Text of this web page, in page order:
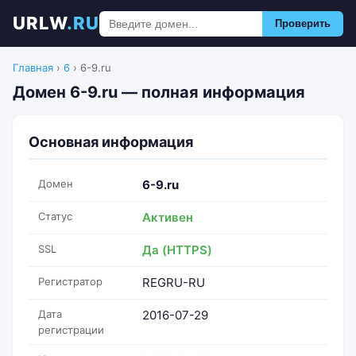
URLW.RU Проверить
Главная › 6 › 6-9.ru
Домен 6-9.ru — полная информация
Основная информация
Домен 6-9.ru
Статус Активен
SSL Да (HTTPS)
Регистратор REGRU-RU
Дата
регистрации
2016-07-29